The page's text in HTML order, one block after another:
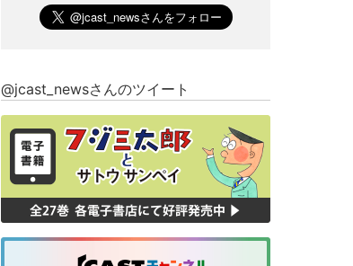
@jcast_newsさんのツイート